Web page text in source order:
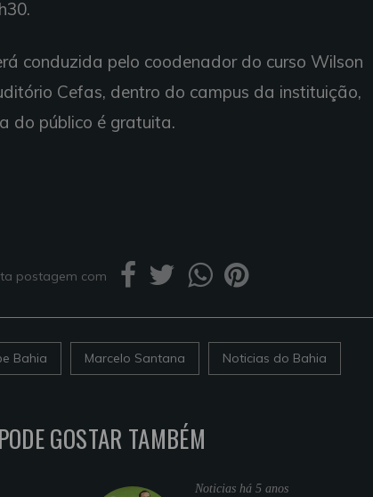
conduzida pelo coodenador do curso Wilson
Cefas, dentro do campus da instituição,
do público é gratuita.
postagem com
Bahia Marcelo Santana Noticias do Bahia
GOSTAR TAMBÉM
Noticias há 5 anos